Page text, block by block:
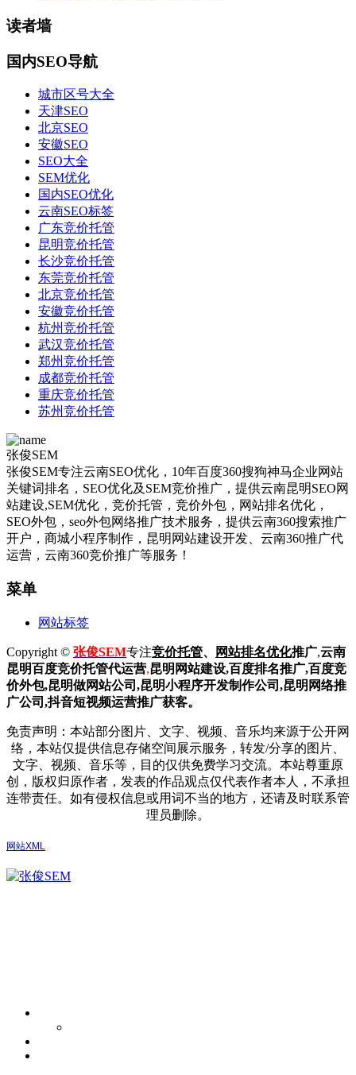
读者墙
国内SEO导航
城市区号大全
天津SEO
北京SEO
安徽SEO
SEO大全
SEM优化
国内SEO优化
云南SEO标签
广东竞价托管
昆明竞价托管
长沙竞价托管
东莞竞价托管
北京竞价托管
安徽竞价托管
杭州竞价托管
武汉竞价托管
郑州竞价托管
成都竞价托管
重庆竞价托管
苏州竞价托管
张俊SEM
张俊SEM专注云南SEO优化，10年百度360搜狗神马企业网站
关键词排名，SEO优化及SEM竞价推广，提供云南昆明SEO网
站建设,SEM优化，竞价托管，竞价外包，网站排名优化，
SEO外包，seo外包网络推广技术服务，提供云南360搜索推广
开户，商城小程序制作，昆明网站建设开发、云南360推广代
运营，云南360竞价推广等服务！
菜单
网站标签
Copyright © 张俊SEM专注竞价托管、 网站排名优化推广,云南
昆明百度竞价托管代运营,昆明网站建设,百度排名推广,百度竞
价外包,昆明做网站公司,昆明小程序开发制作公司,昆明网络推
广公司,抖音短视频运营推广获客。
免责声明：本站部分图片、文字、视频、音乐均来源于公开网
络，本站仅提供信息存储空间展示服务，转发/分享的图片、
文字、视频、音乐等，目的仅供免费学习交流。本站尊重原
创，版权归原作者，发表的作品观点仅代表作者本人，不承担
连带责任。如有侵权信息或用词不当的地方，还请及时联系管
理员删除。
网站XML